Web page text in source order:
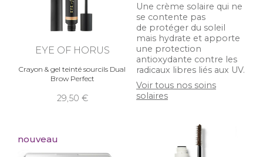
EYE OF HORUS
Crayon & gel teinté sourcils Dual
Brow Perfect
29,50
Une crème solaire qui ne
se contente pas
de protéger du soleil
mais hydrate et apporte
une protection
antioxydante contre les
radicaux libres liés aux UV.
Voir tous nos soins
solaires
nouveau